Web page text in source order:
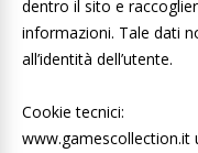
dentro il sito e
informazioni. Tale dati
all’identità dell’utente.
Cookie tecnici:
www.gamescollection.it